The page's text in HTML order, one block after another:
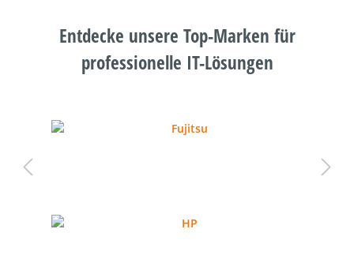
Entdecke unsere Top-Marken für
professionelle IT-Lösungen